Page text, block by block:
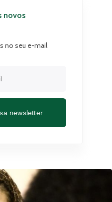
novos
no seu e-mail
newsletter